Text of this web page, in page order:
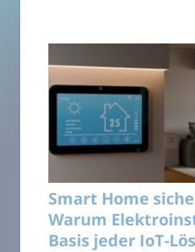
Smart Home
Warum
Basis jeder IoT-